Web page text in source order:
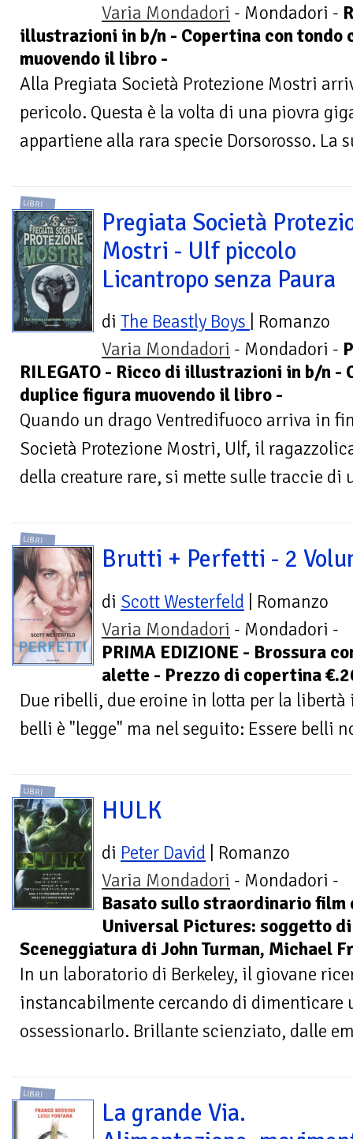
Varia Mondadori - Mondadori -
illustrazioni in b/n - Copertina con tondo
muovendo il libro -
Alla Pregiata Società Protezione Mostri
pericolo. Questa è la volta di una piovra
appartiene alla rara specie Dorsorosso. La
LIBRI
Pregiata Società
Mostri - Ulf piccolo
Licantropo senza Paura
di The Beastly Boys
| Romanzo
Varia Mondadori - Mondadori -
RILEGATO - Ricco di illustrazioni in b/n -
duplice figura muovendo il libro -
Quando un drago Ventredifuoco arriva in
Società Protezione Mostri, Ulf, il
della creature rare, si mette sulle traccie di
LIBRI
Brutti + Perfetti - 2
di Scott Westerfeld | Romanzo
Varia Mondadori - Mondadori -
PRIMA EDIZIONE - Brossura
alette - Prezzo di copertina
Due ribelli, due eroine in lotta per la libertà
belli è "legge" ma nel seguito: Essere belli
LIBRI
HULK
di Peter David | Romanzo
Varia Mondadori - Mondadori -
Basato sullo straordinario film
Universal Pictures: soggetto di
Sceneggiatura di John Turman, Michael
In un laboratorio di Berkeley, il giovane
instancabilmente cercando di dimenticare
ossessionarlo. Brillante scienziato, dalle
LIBRI
La grande Via.